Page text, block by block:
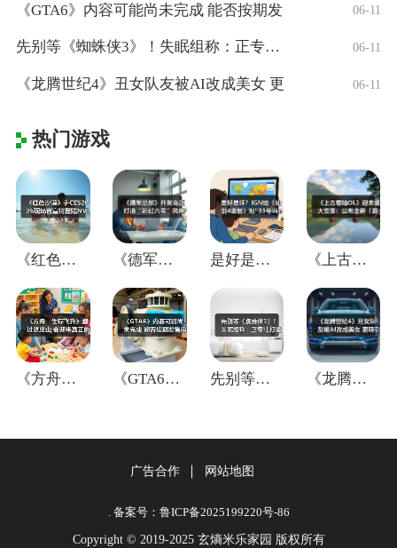
《GTA6》内容可能尚未完成 能否按期发 06-11
先别等《蜘蛛侠3》！失眠组称：正专注打造 06-11
《龙腾世纪4》丑女队友被AI改成美女 更 06-11
热门游戏
《红色沙漠》于CES2026现场官宣将登 《德军总部》开发商正打造“彩虹六号”风格 是好是坏？IGN给《仙剑4重制》贴"33 《上古卷轴OL》迎来重大变革：公布全新「
《方舟：生存飞升》翻过这座山,会迎来真正 《GTA6》内容可能尚未完成 能否按期发 先别等《蜘蛛侠3》！失眠组称：正专注打造 《龙腾世纪4》丑女队友被AI改成美女 更
广告合作 网站地图
. 备案号：鲁ICP备2025199220号-86
Copyright © 2019-2025 玄熵米乐家园 版权所有